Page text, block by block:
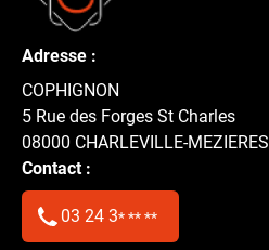
Adresse :
COPHIGNON
5 Rue des Forges St Charles
08000 CHARLEVILLE-MEZIERES
Contact :
03 24 3* ** **